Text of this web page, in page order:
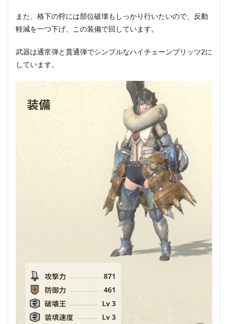
また、格下の狩には部位破壊もしっかり行いたいので、反動
軽減を一つ下げ、この装備で回しています。
武器は通常弾と貫通弾でシンプルなハイチェーンブリッツ2に
しています。